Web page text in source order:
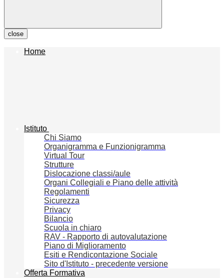
close
Home
Istituto
Chi Siamo
Organigramma e Funzionigramma
Virtual Tour
Strutture
Dislocazione classi/aule
Organi Collegiali e Piano delle attività
Regolamenti
Sicurezza
Privacy
Bilancio
Scuola in chiaro
RAV - Rapporto di autovalutazione
Piano di Miglioramento
Esiti e Rendicontazione Sociale
Sito d'Istituto - precedente versione
Offerta Formativa